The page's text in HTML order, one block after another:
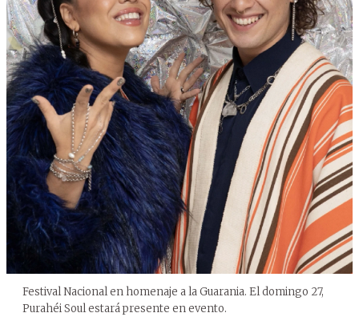
Festival Nacional en homenaje a la Guarania. El domingo 27,
Purahéi Soul estará presente en evento.